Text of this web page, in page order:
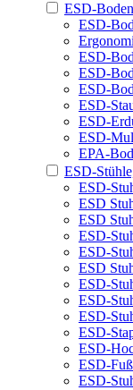
ESD-
ESD-
ESD-
ESD-
ESD-
ESD-
ESD-
ESD-
EPA-
ESD-
ESD-
ESD
ESD
ESD-
ESD-
ESD
ESD-
ESD-
ESD-
ESD-
ESD-
ESD-
ESD-